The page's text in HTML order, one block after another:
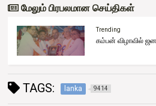
மேலும் பிரபலமான செய்திகள்
Trending
கம்பன் விழாவில்
TAGS: lanka 9414